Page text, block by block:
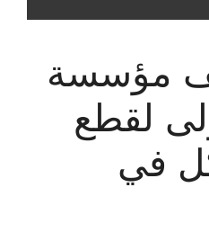
مؤسسة
لقطع
في